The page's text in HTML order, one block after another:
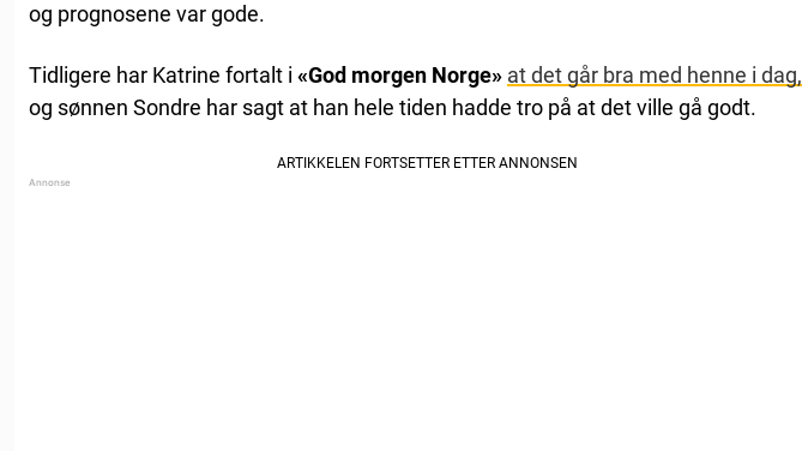
og prognosene var gode.
Tidligere har Katrine fortalt i «God morgen Norge» at det går bra med henne i dag,
og sønnen Sondre har sagt at han hele tiden hadde tro på at det ville gå godt.